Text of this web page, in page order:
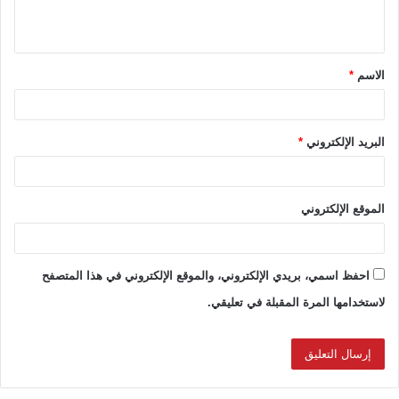
ق
*الاسم *
البريد الإلكتروني *
الموقع الإلكتروني
احفظ اسمي، بريدي الإلكتروني، والموقع الإلكتروني في هذا المتصفح
لاستخدامها المرة المقبلة في تعليقي.